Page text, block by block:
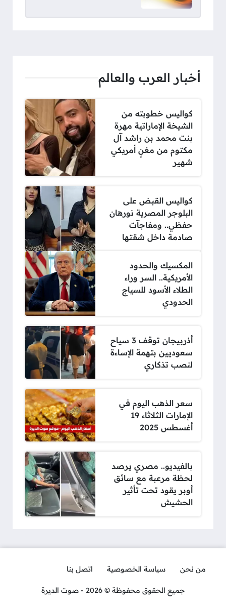
أخبار العرب والعالم
كواليس خطوبته من
الشيخة الإماراتية مهرة
بنت محمد بن راشد آل
مكتوم من مغنٍ أمريكي
شهير
كواليس القبض على
البلوجر المصرية نورهان
حفظي.. ومفاجآت
صادمة داخل شقتها
المكسيك والحدود
الأمريكية.. السر وراء
الطلاء الأسود للسياج
الحدودي
أذربيجان توقف 3 سياح
سعوديين بتهمة الإساءة
لنصب تذكاري
سعر الذهب اليوم في
الإمارات الثلاثاء 19
أغسطس 2025
بالفيديو.. مصري يرصد
لحظة مرعبة مع سائق
أوبر يقود تحت تأثير
الحشيش
من نحن سياسة الخصوصية اتصل بنا
جميع الحقوق محفوظة © 2026 - صوت الديرة